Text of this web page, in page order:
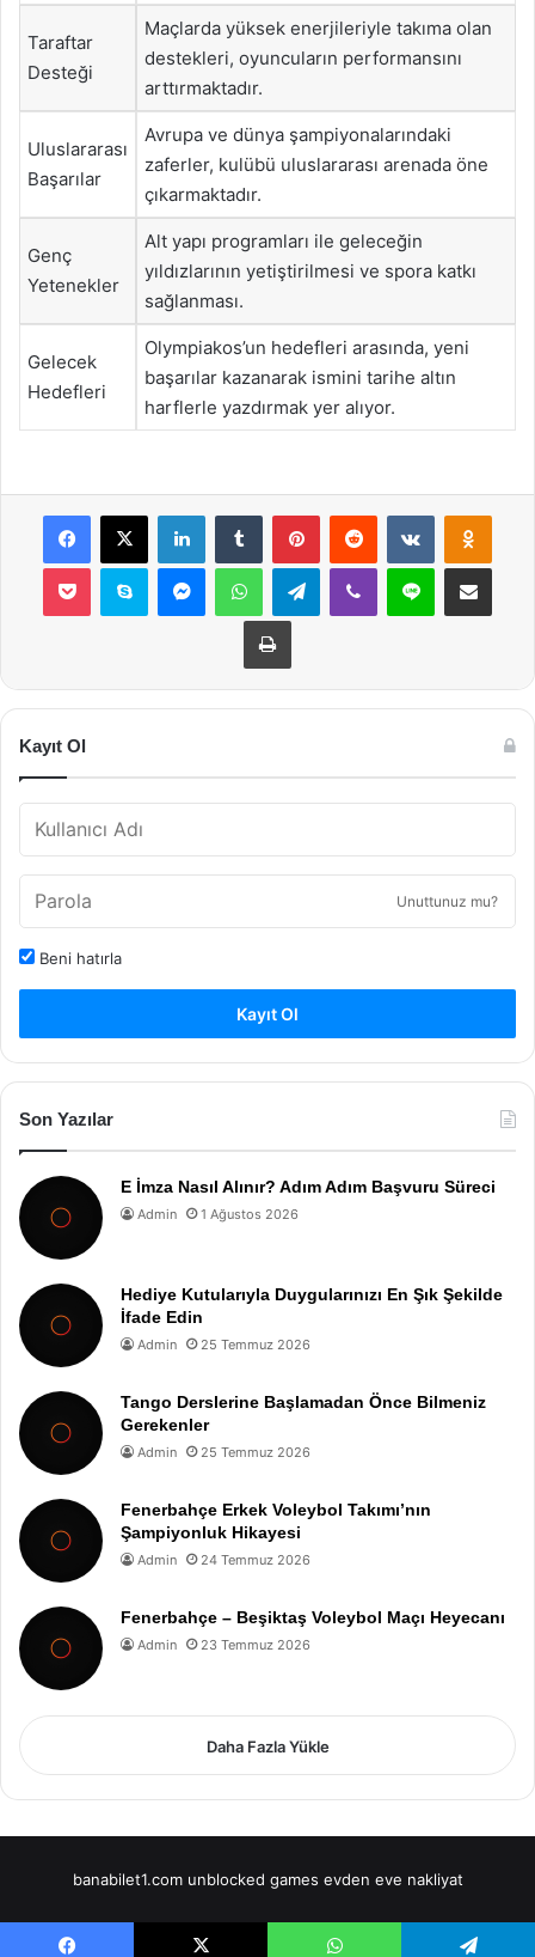
Taraftar
Desteği
Maçlarda yüksek enerjileriyle takıma olan
destekleri, oyuncuların performansını
arttırmaktadır.
Uluslararası
Başarılar
Avrupa ve dünya şampiyonalarındaki
zaferler, kulübü uluslararası arenada öne
çıkarmaktadır.
Genç
Yetenekler
Alt yapı programları ile geleceğin
yıldızlarının yetiştirilmesi ve spora katkı
sağlanması.
Gelecek
Hedefleri
Olympiakos’un hedefleri arasında, yeni
başarılar kazanarak ismini tarihe altın
harflerle yazdırmak yer alıyor.
Facebook
X LinkedInTumblr PinterestReddit VKontakte
Pocket Skype MessengerWhatsAppTelegramViber Line E-Posta ile
Yazdır
Kayıt Ol
Unuttunuz mu?
Beni hatırla
Kayıt Ol
Son Yazılar
E İmza Nasıl Alınır? Adım Adım Başvuru Süreci
Admin 1 Ağustos 2026
Hediye Kutularıyla Duygularınızı En Şık Şekilde
İfade Edin
Admin 25 Temmuz 2026
Tango Derslerine Başlamadan Önce Bilmeniz
Gerekenler
Admin 25 Temmuz 2026
Fenerbahçe Erkek Voleybol Takımı’nın
Şampiyonluk Hikayesi
Admin 24 Temmuz 2026
Fenerbahçe – Beşiktaş Voleybol Maçı Heyecanı
Admin 23 Temmuz 2026
Daha Fazla Yükle
banabilet1.com unblocked games evden eve nakliyat